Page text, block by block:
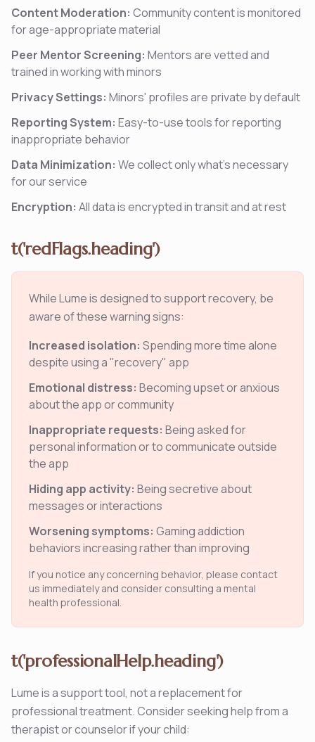
Content Moderation: Community content is monitored
for age-appropriate material
Peer Mentor Screening: Mentors are vetted and
trained in working with minors
Privacy Settings: Minors' profiles are private by default
Reporting System: Easy-to-use tools for reporting
inappropriate behavior
Data Minimization: We collect only what's necessary
for our service
Encryption: All data is encrypted in transit and at rest
t('redFlags.heading')
While Lume is designed to support recovery, be
aware of these warning signs:
Increased isolation: Spending more time alone
despite using a "recovery" app
Emotional distress: Becoming upset or anxious
about the app or community
Inappropriate requests: Being asked for
personal information or to communicate outside
the app
Hiding app activity: Being secretive about
messages or interactions
Worsening symptoms: Gaming addiction
behaviors increasing rather than improving
If you notice any concerning behavior, please contact
us immediately and consider consulting a mental
health professional.
t('professionalHelp.heading')
Lume is a support tool, not a replacement for
professional treatment. Consider seeking help from a
therapist or counselor if your child: